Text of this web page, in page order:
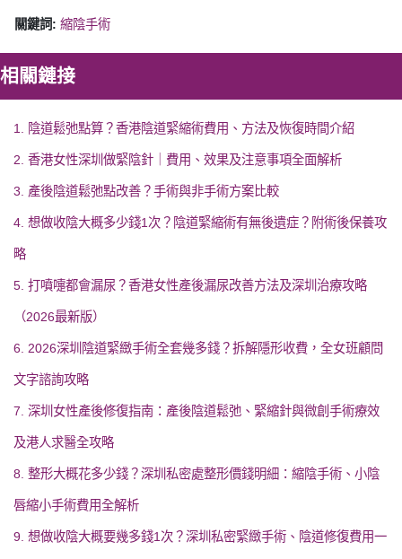
關鍵詞: 縮陰手術
相關鏈接
1. 陰道鬆弛點算？香港陰道緊縮術費用、方法及恢復時間介紹
2. 香港女性深圳做緊陰針｜費用、效果及注意事項全面解析
3. 產後陰道鬆弛點改善？手術與非手術方案比較
4. 想做收陰大概多少錢1次？陰道緊縮術有無後遺症？附術後保養攻
略
5. 打噴嚏都會漏尿？香港女性產後漏尿改善方法及深圳治療攻略
（2026最新版）
6. 2026深圳陰道緊緻手術全套幾多錢？拆解隱形收費，全女班顧問
文字諮詢攻略
7. 深圳女性產後修復指南：產後陰道鬆弛、緊縮針與微創手術療效
及港人求醫全攻略
8. 整形大概花多少錢？深圳私密處整形價錢明細：縮陰手術、小陰
唇縮小手術費用全解析
9. 想做收陰大概要幾多錢1次？深圳私密緊緻手術、陰道修復費用一